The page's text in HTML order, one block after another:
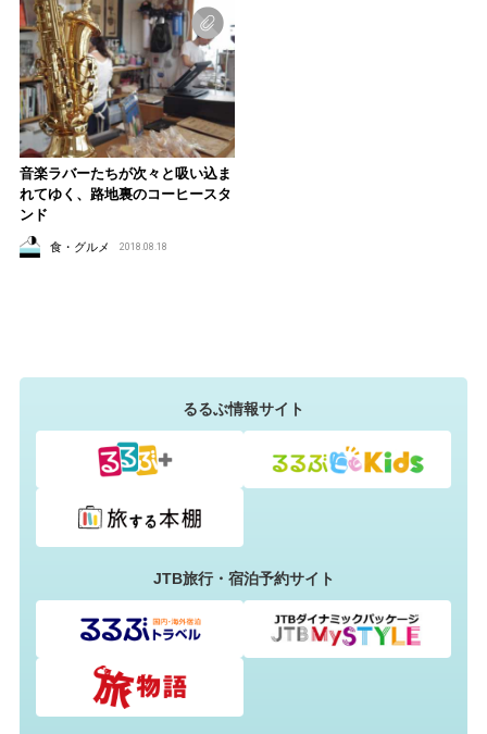
音楽ラバーたちが次々と吸い込ま
れてゆく、路地裏のコーヒースタ
ンド
食・グルメ 2018.08.18
るるぶ情報サイト
JTB旅行・宿泊予約サイト